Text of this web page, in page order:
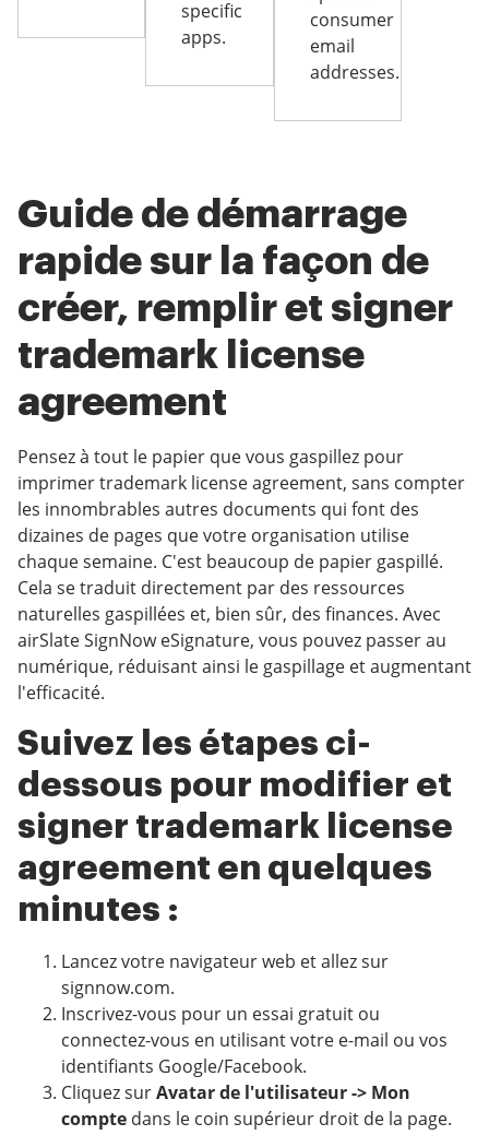
specific
apps.
consumer
email
addresses.
Guide de démarrage
rapide sur la façon de
créer, remplir et signer
trademark license
agreement
Pensez à tout le papier que vous gaspillez pour
imprimer trademark license agreement, sans compter
les innombrables autres documents qui font des
dizaines de pages que votre organisation utilise
chaque semaine. C'est beaucoup de papier gaspillé.
Cela se traduit directement par des ressources
naturelles gaspillées et, bien sûr, des finances. Avec
airSlate SignNow eSignature, vous pouvez passer au
numérique, réduisant ainsi le gaspillage et augmentant
l'efficacité.
Suivez les étapes ci-
dessous pour modifier et
signer trademark license
agreement en quelques
minutes :
Lancez votre navigateur web et allez sur
signnow.com.
Inscrivez-vous pour un essai gratuit ou
connectez-vous en utilisant votre e-mail ou vos
identifiants Google/Facebook.
Cliquez surAvatar de l'utilisateur -> Mon
compte dans le coin supérieur droit de la page.